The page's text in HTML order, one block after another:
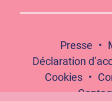
Presse
Déclaration
Cookies